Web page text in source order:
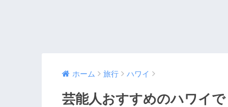
ホーム 旅行 ハワイ
芸能人おすすめのハワイ